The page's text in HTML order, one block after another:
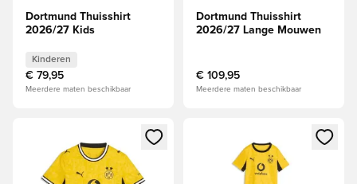
Dortmund Thuisshirt
2026/27 Kids
Kinderen
€ 79,95
Meerdere maten beschikbaar
Dortmund Thuisshirt
2026/27 Lange Mouwen
€ 109,95
Meerdere maten beschikbaar
Opent een venster om in te loggen of je aan te melden als
Opent een venster om in te